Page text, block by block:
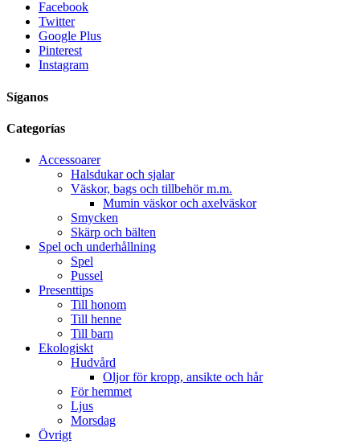
Facebook
Twitter
Google Plus
Pinterest
Instagram
Síganos
Categorías
Accessoarer
Halsdukar och sjalar
Väskor, bags och tillbehör m.m.
Mumin väskor och axelväskor
Smycken
Skärp och bälten
Spel och underhållning
Spel
Pussel
Presenttips
Till honom
Till henne
Till barn
Ekologiskt
Hudvård
Oljor för kropp, ansikte och hår
För hemmet
Ljus
Morsdag
Övrigt